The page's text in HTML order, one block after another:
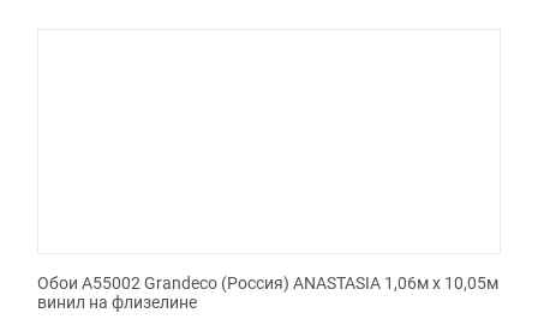
Обои A55002 Grandeco (Россия) ANASTASIA 1,06м х 10,05м
винил на флизелине